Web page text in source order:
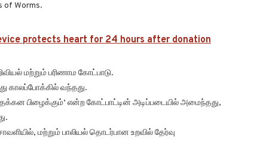
of Worms.
protects heart for 24 hours after donation
மற்றும் பரிணாம கோட்பாடு.
காலப்போக்கில் வந்தது.
பிழைக்கும்’ என்ற கோட்பாட்டின் அடிப்படையில் அமைந்தது,
மற்றும் பாலியல் தொடர்பான உறவில் தேர்வு